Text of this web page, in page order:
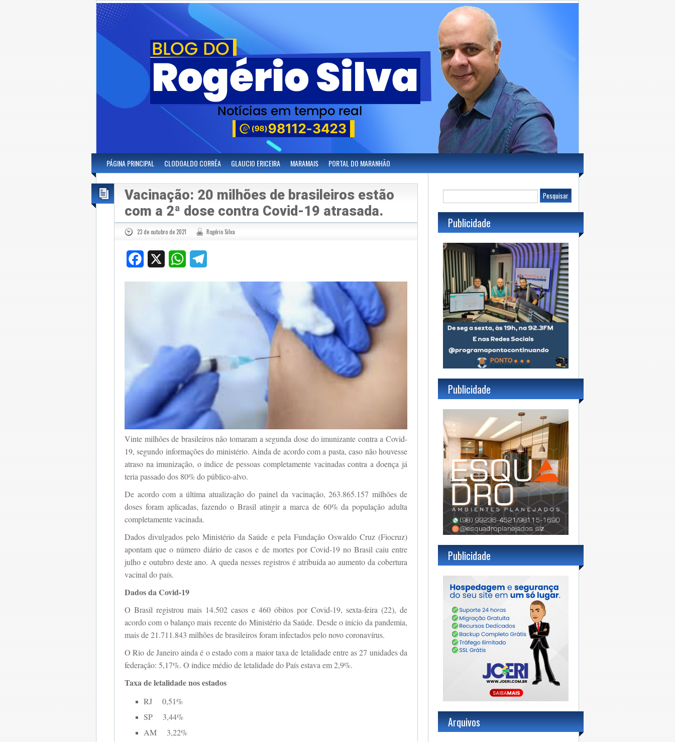
PÁGINA PRINCIPAL CLODOALDO CORRÊA GLAUCIO ERICEIRA MARAMAIS PORTAL DO MARANHÃO
Vacinação: 20 milhões de brasileiros estão
com a 2ª dose contra Covid-19 atrasada.
23 de outubro de 2021 Rogério Silva
Facebook WhatsApp
Vinte milhões de brasileiros não tomaram a segunda dose do imunizante contra a Covid-
19, segundo informações do ministério. Ainda de acordo com a pasta, caso não houvesse
atraso na imunização, o índice de pessoas completamente vacinadas contra a doença já
teria passado dos 80% do público-alvo.
De acordo com a última atualização do painel da vacinação, 263.865.157 milhões de
doses foram aplicadas, fazendo o Brasil atingir a marca de 60% da população adulta
completamente vacinada.
Dados divulgados pelo Ministério da Saúde e pela Fundação Oswaldo Cruz (Fiocruz)
apontam que o número diário de casos e de mortes por Covid-19 no Brasil caiu entre
julho e outubro deste ano. A queda nesses registros é atribuída ao aumento da cobertura
vacinal do país.
Dados da Covid-19
O Brasil registrou mais 14.502 casos e 460 óbitos por Covid-19, sexta-feira (22), de
acordo com o balanço mais recente do Ministério da Saúde. Desde o início da pandemia,
mais de 21.711.843 milhões de brasileiros foram infectados pelo novo coronavírus.
O Rio de Janeiro ainda é o estado com a maior taxa de letalidade entre as 27 unidades da
federação: 5,17%. O índice médio de letalidade do País estava em 2,9%.
Taxa de letalidade nos estados
RJ 0,51%
SP 3,44%
AM 3,22%
Publicidade
Publicidade
Publicidade
Arquivos